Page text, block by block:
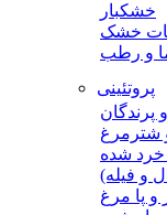
خشکبار
خشک
و رطب
پروتئینی
شترمرغ
شده
و فيله)
و پا مرغ